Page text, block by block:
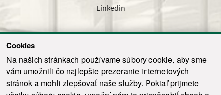
Cookies
Na našich stránkach používame súbory cookie, aby sme
vám umožnili čo najlepšie prezeranie internetových
stránok a mohli zlepšovať naše služby. Pokiaľ prijmete
Linkedin